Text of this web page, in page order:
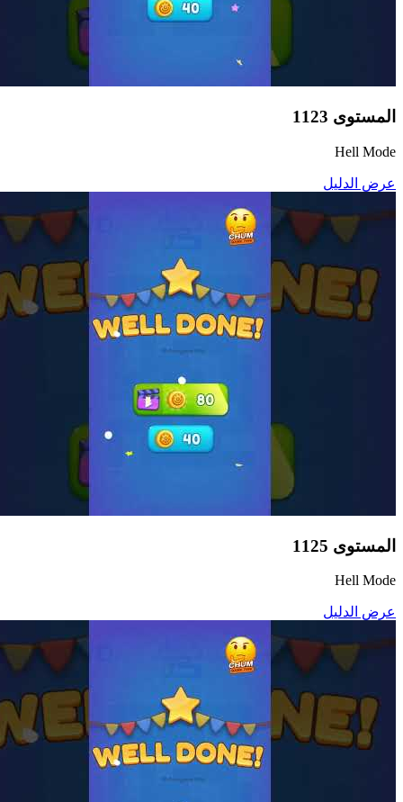
المستوى 1123
Hell Mode
عرض الدليل
المستوى 1125
Hell Mode
عرض الدليل